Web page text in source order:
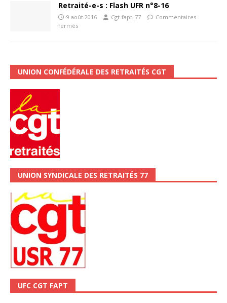
Retraité-e-s : Flash UFR n°8-16
9 août 2016 Cgt-fapt_77
Commentaires
fermés
UNION CONFÉDÉRALE DES RETRAITÉS CGT
UNION SYNDICALE DES RETRAITÉS 77
UFC CGT FAPT